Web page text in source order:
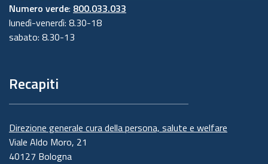
Numero verde: 800.033.033
lunedì-venerdì: 8.30-18
sabato: 8.30-13
Recapiti
Direzione generale cura della persona, salute e welfare
Viale Aldo Moro, 21
40127 Bologna